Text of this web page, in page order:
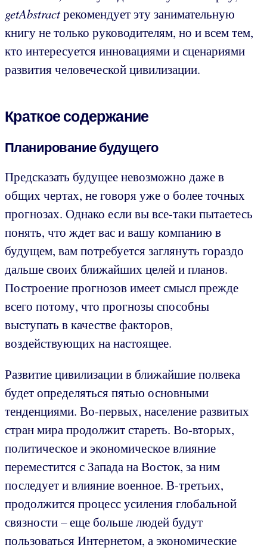
getAbstractрекомендует эту занимательную
книгу не только руководителям, но и всем тем,
кто интересуется инновациями и сценариями
развития человеческой цивилизации.
Краткое содержание
Планирование будущего
Предсказать будущее невозможно даже в
общих чертах, не говоря уже о более точных
прогнозах. Однако если вы все-таки пытаетесь
понять, что ждет вас и вашу компанию в
будущем, вам потребуется заглянуть гораздо
дальше своих ближайших целей и планов.
Построение прогнозов имеет смысл прежде
всего потому, что прогнозы способны
выступать в качестве факторов,
воздействующих на настоящее.
Развитие цивилизации в ближайшие полвека
будет определяться пятью основными
тенденциями. Во-первых, население развитых
стран мира продолжит стареть. Во-вторых,
политическое и экономическое влияние
переместится с Запада на Восток, за ним
последует и влияние военное. В-третьих,
продолжится процесс усиления глобальной
связности – еще больше людей будут
пользоваться Интернетом, а экономические